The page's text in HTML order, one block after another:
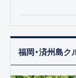
福岡・済州島